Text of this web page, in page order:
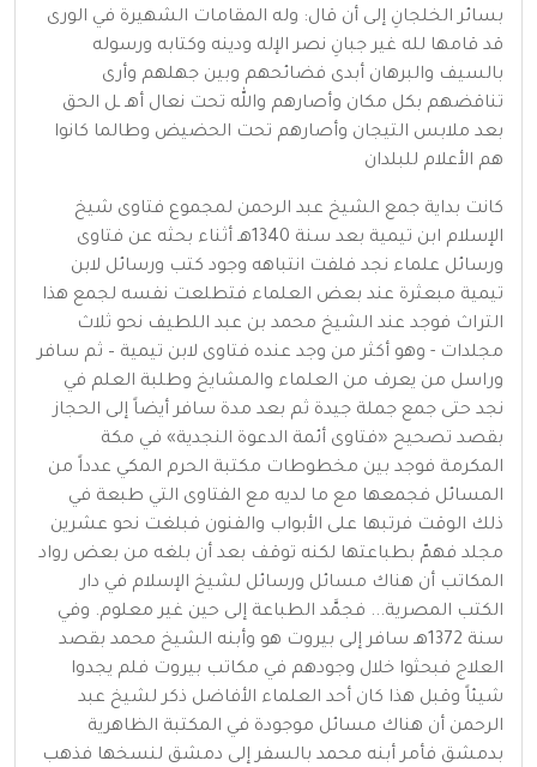
بسائر الخلجانِ إلى أن قال: وله المقامات الشهيرة في الورى
قد قامها لله غير جبانِ نصر الإله ودينه وكتابه ورسوله
بالسيف والبرهان أبدى فضائحهم وبين جهلهم وأرى
تناقضهم بكل مكان وأصارهم والله تحت نعال أهـ ـل الحق
بعد ملابس التيجان وأصارهم تحت الحضيض وطالما كانوا
هم الأعلام للبلدان
كانت بداية جمع الشيخ عبد الرحمن لمجموع فتاوى شيخ
الإسلام ابن تيمية بعد سنة 1340هـ أثناء بحثه عن فتاوى
ورسائل علماء نجد فلفت انتباهه وجود كتب ورسائل لابن
تيمية مبعثرة عند بعض العلماء فتطلعت نفسه لجمع هذا
التراث فوجد عند الشيخ محمد بن عبد اللطيف نحو ثلاث
مجلدات - وهو أكثر من وجد عنده فتاوى لابن تيمية – ثم سافر
وراسل من يعرف من العلماء والمشايخ وطلبة العلم في
نجد حتى جمع جملة جيدة ثم بعد مدة سافر أيضاً إلى الحجاز
بقصد تصحيح «فتاوى أئمة الدعوة النجدية» في مكة
المكرمة فوجد بين مخطوطات مكتبة الحرم المكي عدداً من
المسائل فجمعها مع ما لديه مع الفتاوى التي طبعة في
ذلك الوقت فرتبها على الأبواب والفنون فبلغت نحو عشرين
مجلد فهمّ بطباعتها لكنه توقف بعد أن بلغه من بعض رواد
المكاتب أن هناك مسائل ورسائل لشيخ الإسلام في دار
الكتب المصرية... فجمَّد الطباعة إلى حين غير معلوم. وفي
سنة 1372هـ سافر إلى بيروت هو وأبنه الشيخ محمد بقصد
العلاج فبحثوا خلال وجودهم في مكاتب بيروت فلم يجدوا
شيئاً وقبل هذا كان أحد العلماء الأفاضل ذكر لشيخ عبد
الرحمن أن هناك مسائل موجودة في المكتبة الظاهرية
بدمشق فأمر أبنه محمد بالسفر إلى دمشق لنسخها فذهب